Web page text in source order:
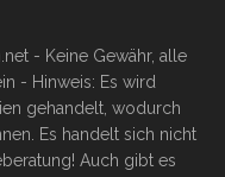
- Keine Gewähr, alle
- Hinweis: Es wird
gehandelt, wodurch
Es handelt sich nicht
Auch gibt es